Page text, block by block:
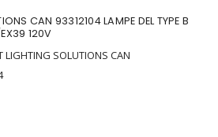
CAN 93312104 LAMPE DEL TYPE B
120V
LIGHTING SOLUTIONS CAN